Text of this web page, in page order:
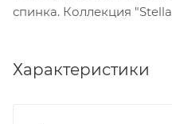
спинка. Коллекция
Характеристики